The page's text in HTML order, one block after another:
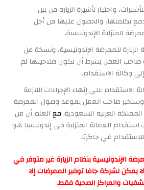
واختيار تأشيرة الزيارة من بين
تكلفتها، والحصول عليها من أجل
المنزلية الإندونيسية.
الزيارة للممرضة الإندونيسية، ونسخة من
صاحب العمل بشرط أن تكون صلاحيتها لم
وكالة الاستقدام.
على إنهاء الإجراءات اللازمة
وستخبر صاحب العمل بموعد وصول الممرضة
المملكة العربية السعودية. معالعلم أن من
العمالة المنزلية في إندونيسيا هو
في جاكرتا.
الإندونيسية بنظام الزيارة غير متوفر في
يمكن لشركة جافا توفير الممرضات إلا
والمراكز الصحية فقط.